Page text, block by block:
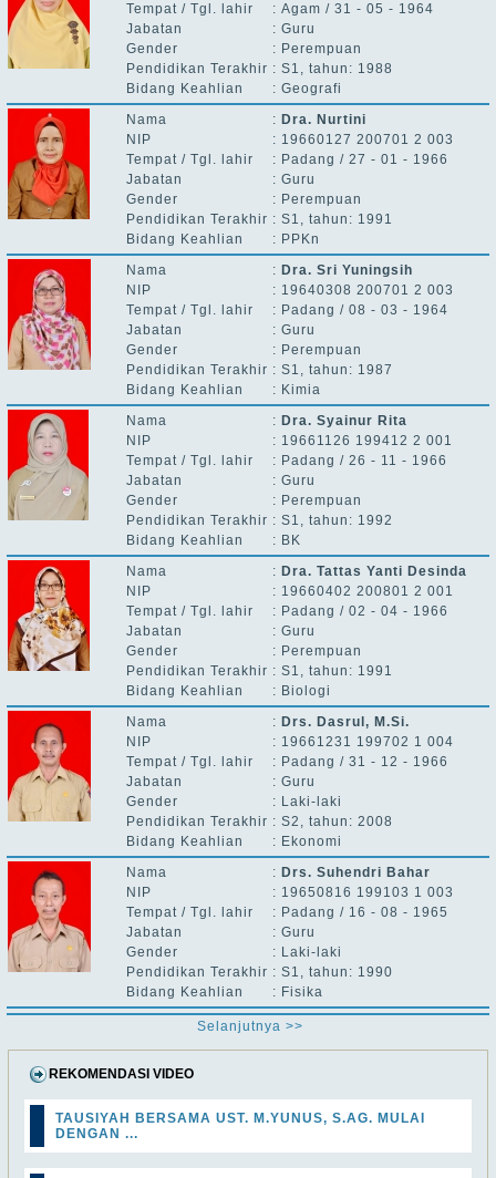
Tempat / Tgl. lahir
: Agam / 31 - 05 - 1964
Jabatan
: Guru
Gender
: Perempuan
Pendidikan Terakhir : S1, tahun: 1988
Bidang Keahlian
: Geografi
Nama
: Dra. Nurtini
NIP
: 19660127 200701 2 003
Tempat / Tgl. lahir
: Padang / 27 - 01 - 1966
Jabatan
: Guru
Gender
: Perempuan
Pendidikan Terakhir : S1, tahun: 1991
Bidang Keahlian
: PPKn
Nama
: Dra. Sri Yuningsih
NIP
: 19640308 200701 2 003
Tempat / Tgl. lahir
: Padang / 08 - 03 - 1964
Jabatan
: Guru
Gender
: Perempuan
Pendidikan Terakhir : S1, tahun: 1987
Bidang Keahlian
: Kimia
Nama
: Dra. Syainur Rita
NIP
: 19661126 199412 2 001
Tempat / Tgl. lahir
: Padang / 26 - 11 - 1966
Jabatan
: Guru
Gender
: Perempuan
Pendidikan Terakhir : S1, tahun: 1992
Bidang Keahlian
: BK
Nama
: Dra. Tattas Yanti Desinda
NIP
: 19660402 200801 2 001
Tempat / Tgl. lahir
: Padang / 02 - 04 - 1966
Jabatan
: Guru
Gender
: Perempuan
Pendidikan Terakhir : S1, tahun: 1991
Bidang Keahlian
: Biologi
Nama
: Drs. Dasrul, M.Si.
NIP
: 19661231 199702 1 004
Tempat / Tgl. lahir
: Padang / 31 - 12 - 1966
Jabatan
: Guru
Gender
: Laki-laki
Pendidikan Terakhir : S2, tahun: 2008
Bidang Keahlian
: Ekonomi
Nama
: Drs. Suhendri Bahar
NIP
: 19650816 199103 1 003
Tempat / Tgl. lahir
: Padang / 16 - 08 - 1965
Jabatan
: Guru
Gender
: Laki-laki
Pendidikan Terakhir : S1, tahun: 1990
Bidang Keahlian
: Fisika
Selanjutnya >>
REKOMENDASI VIDEO
TAUSIYAH BERSAMA UST. M.YUNUS, S.AG. MULAI
DENGAN ...